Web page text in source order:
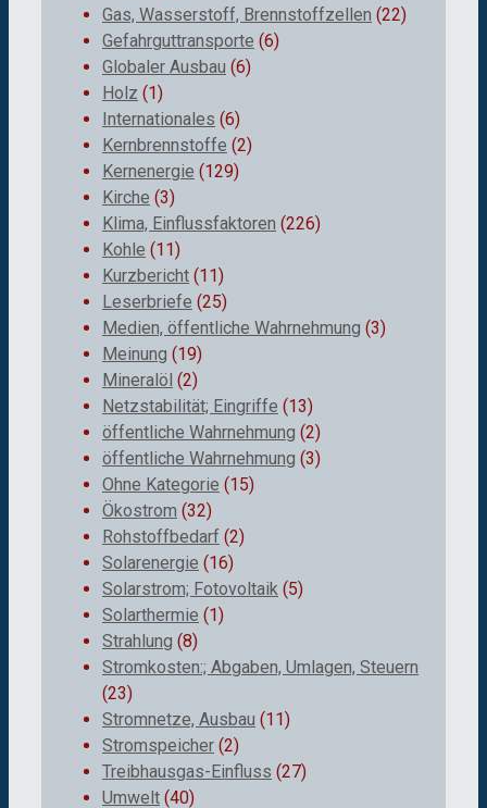
Gas, Wasserstoff, Brennstoffzellen (22)
Gefahrguttransporte (6)
Globaler Ausbau (6)
Holz (1)
Internationales (6)
Kernbrennstoffe (2)
Kernenergie (129)
Kirche (3)
Klima, Einflussfaktoren (226)
Kohle (11)
Kurzbericht (11)
Leserbriefe (25)
Medien, öffentliche Wahrnehmung (3)
Meinung (19)
Mineralöl (2)
Netzstabilität; Eingriffe (13)
öffentliche Wahrnehmung (2)
öffentliche Wahrnehmung (3)
Ohne Kategorie (15)
Ökostrom (32)
Rohstoffbedarf (2)
Solarenergie (16)
Solarstrom; Fotovoltaik (5)
Solarthermie (1)
Strahlung (8)
Stromkosten:; Abgaben, Umlagen, Steuern
(23)
Stromnetze, Ausbau (11)
Stromspeicher (2)
Treibhausgas-Einfluss (27)
Umwelt (40)